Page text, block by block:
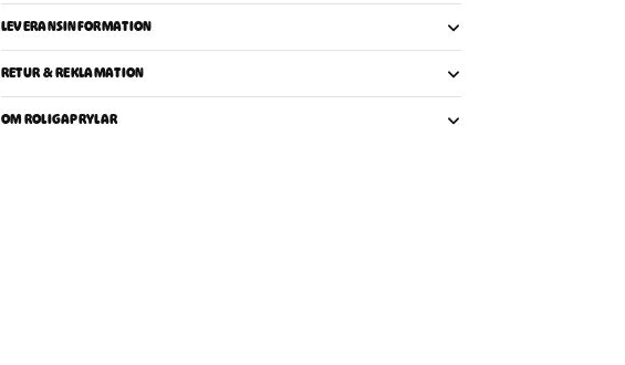
LEVERANSINFORMATION
RETUR & REKLAMATION
OM ROLIGAPRYLAR